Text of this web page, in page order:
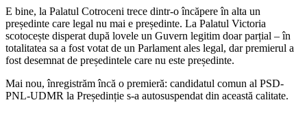
E bine, la Palatul Cotroceni trece dintr-o încăpere în alta un
președinte care legal nu mai e președinte. La Palatul Victoria
scotocește disperat după lovele un Guvern legitim doar parțial – în
totalitatea sa a fost votat de un Parlament ales legal, dar premierul a
fost desemnat de președintele care nu este președinte.
Mai nou, înregistrăm încă o premieră: candidatul comun al PSD-
PNL-UDMR la Președinție s-a autosuspendat din această calitate.